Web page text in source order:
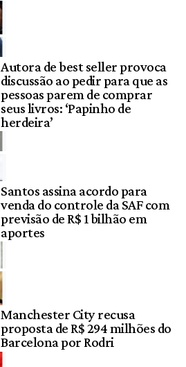
Autora de best seller provoca
discussão ao pedir para que as
pessoas parem de comprar
seus livros: ‘Papinho de
herdeira’
Santos assina acordo para
venda do controle da SAF com
previsão de R$ 1 bilhão em
aportes
Manchester City recusa
proposta de R$ 294 milhões do
Barcelona por Rodri